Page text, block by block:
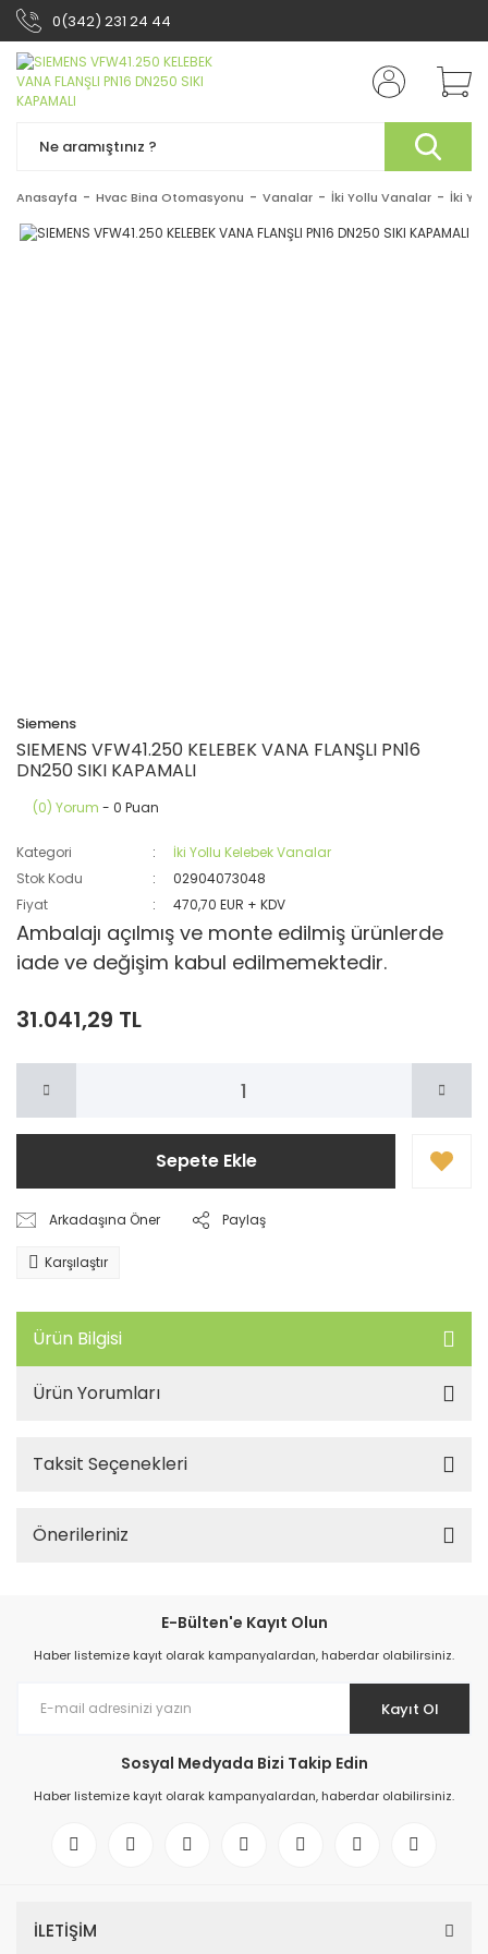
0(342) 231 24 44
Anasayfa Hvac Bina Otomasyonu Vanalar İki Yollu Vanalar İki
Siemens
SIEMENS VFW41.250 KELEBEK VANA FLANŞLI PN16
DN250 SIKI KAPAMALI
(0) Yorum - 0 Puan
Kategori
İki Yollu Kelebek Vanalar
Stok Kodu
02904073048
Fiyat
470,70 EUR + KDV
Ambalajı açılmış ve monte edilmiş ürünlerde
iade ve değişim kabul edilmemektedir.
31.041,29 TL
Sepete Ekle
Arkadaşına Öner Paylaş
Karşılaştır
Ürün Bilgisi
Ürün Yorumları
Taksit Seçenekleri
Önerileriniz
E-Bülten'e Kayıt Olun
Haber listemize kayıt olarak kampanyalardan, haberdar olabilirsiniz.
Kayıt Ol
Sosyal Medyada Bizi Takip Edin
Haber listemize kayıt olarak kampanyalardan, haberdar olabilirsiniz.
İLETİŞİM